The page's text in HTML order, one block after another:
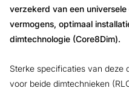
verzekerd van een
vermogens, optimaal
dimtechnologie (Core8Dim).
Sterke specificaties van deze
voor beide dimtechnieken